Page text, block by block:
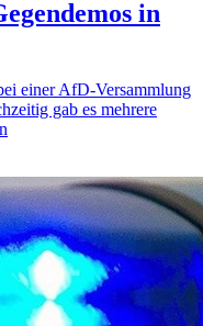
in
einer AfD-Versammlung
gab es mehrere